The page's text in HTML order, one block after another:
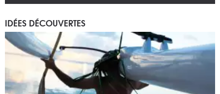
IDÉES DÉCOUVERTES